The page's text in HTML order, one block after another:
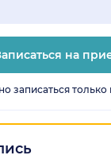
на
записаться